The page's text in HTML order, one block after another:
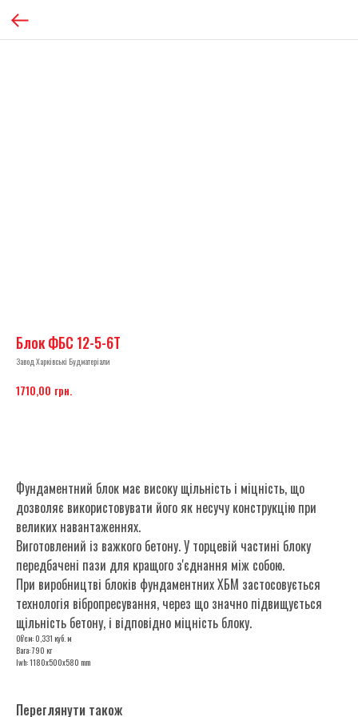
Блок ФБС 12-5-6Т
Завод Харківські Будматеріали
1710,00 грн.
Фундаментний блок має високу щільність і міцність, що
дозволяє використовувати його як несучу конструкцію при
великих навантаженнях.
Виготовлений із важкого бетону. У торцевій частині блоку
передбачені пази для кращого з'єднання між собою.
При виробництві блоків фундаментних ХБМ застосовується
технологія вібропресування, через що значно підвищується
щільність бетону, і відповідно міцність блоку.
Об'єм: 0,331 куб. м
Вага: 790 кг
lwh: 1180x500x580 mm
Переглянути також